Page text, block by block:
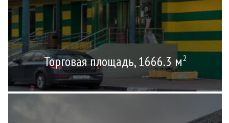
Торговая площадь, 1666.3 м2